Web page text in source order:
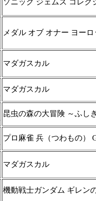
ソニック ジェムズ コレク
メダル オブ オナー ヨー
マダガスカル
マダガスカル
昆虫の森の大冒険 ～ふし
プロ麻雀 兵（つわもの）
マダガスカル
機動戦士ガンダム ギレン